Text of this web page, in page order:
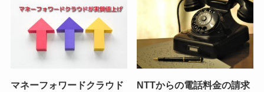
マネーフォワードクラウド
NTTからの電話料金の請求